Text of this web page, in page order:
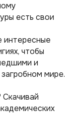
есть свои
интересные
чтобы
и
мире.